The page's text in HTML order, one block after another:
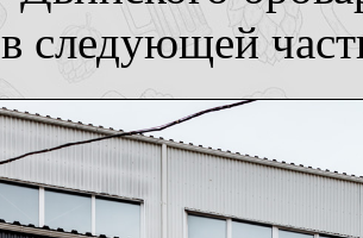
в следующей